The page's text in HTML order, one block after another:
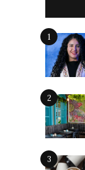
1
2
3